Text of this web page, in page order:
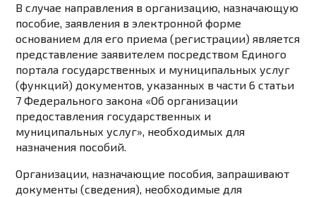
В случае направления в организацию, назначающую
пособие, заявления в электронной форме
основанием для его приема (регистрации) является
представление заявителем посредством Единого
портала государственных и муниципальных услуг
(функций) документов, указанных вчасти 6 статьи
7 Федерального закона «Об организации
предоставления государственных и
муниципальных услуг», необходимых для
назначения пособий.
Организации, назначающие пособия, запрашивают
документы (сведения), необходимые для